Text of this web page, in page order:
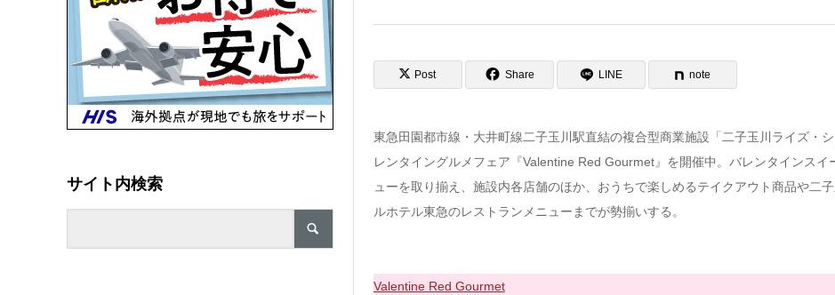
Post Share LINE note
東急田園都市線・大井町線二子玉川駅直結の複合型商業施設「二子玉川ライズ・
レンタイングルメフェア『Valentine Red Gourmet』を開催中。バレンタインス
ューを取り揃え、施設内各店舗のほか、おうちで楽しめるテイクアウト商品や二
ルホテル東急のレストランメニューまでが勢揃いする。
Valentine Red Gourmet
サイト内検索